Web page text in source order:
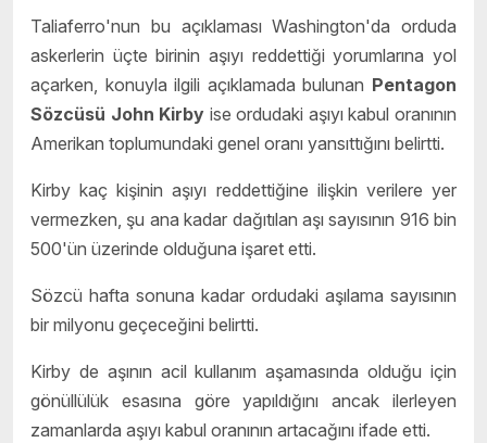
Taliaferro'nun bu açıklaması Washington'da orduda
askerlerin üçte birinin aşıyı reddettiği yorumlarına yol
açarken, konuyla ilgili açıklamada bulunan Pentagon
Sözcüsü John Kirby ise ordudaki aşıyı kabul oranının
Amerikan toplumundaki genel oranı yansıttığını belirtti.
Kirby kaç kişinin aşıyı reddettiğine ilişkin verilere yer
vermezken, şu ana kadar dağıtılan aşı sayısının 916 bin
500'ün üzerinde olduğuna işaret etti.
Sözcü hafta sonuna kadar ordudaki aşılama sayısının
bir milyonu geçeceğini belirtti.
Kirby de aşının acil kullanım aşamasında olduğu için
gönüllülük esasına göre yapıldığını ancak ilerleyen
zamanlarda aşıyı kabul oranının artacağını ifade etti.